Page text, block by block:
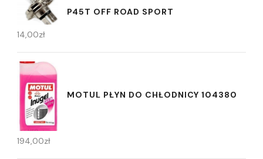
P45T OFF ROAD SPORT
14,00zł
MOTUL PŁYN DO CHŁODNICY 104380
194,00zł